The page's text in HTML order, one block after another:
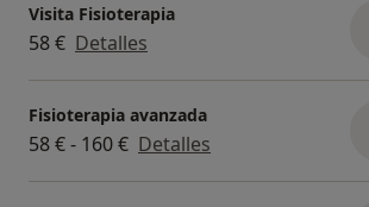
Visita Fisioterapia
58 € Detalles
Fisioterapia avanzada
58 € - 160 € Detalles